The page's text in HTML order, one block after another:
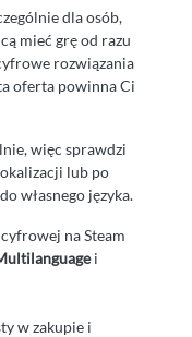
dla osób,
mieć grę od razu
rozwiązania
oferta powinna Ci
więc sprawdzi
lub po
własnego języka.
na Steam
i
w zakupie i